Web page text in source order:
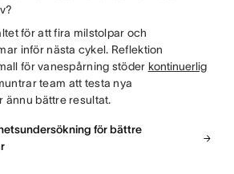
för att fira milstolpar och
inför nästa cykel. Reflektion
för vanespårning stöder kontinuerlig
team att testa nya
ännu bättre resultat.
för bättre